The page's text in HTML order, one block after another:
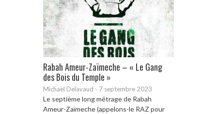
Rabah Ameur-Zaïmeche – « Le Gang
des Bois du Temple »
Michaël Delavaud - 7 septembre 2023
Le septième long métrage de Rabah
Ameur-Zaïmeche (appelons-le RAZ pour